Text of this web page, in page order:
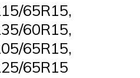
65R15,
60R15,
65R15,
65R15